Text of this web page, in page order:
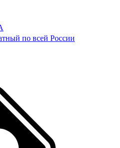
по всей России